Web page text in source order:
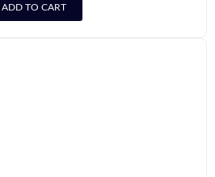
ADD TO CART